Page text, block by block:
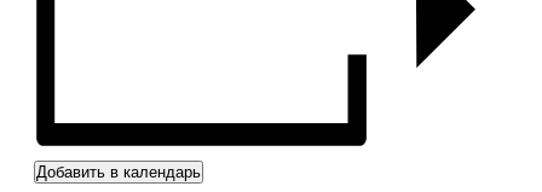
Добавить в календарь